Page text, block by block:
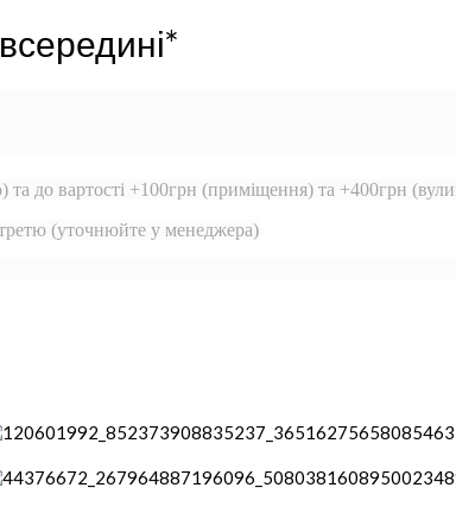
та до вартості +100грн (приміщення) та +400грн
(уточнюйте у менеджера)